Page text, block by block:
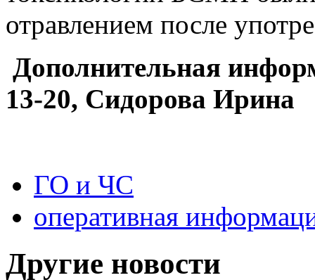
отравлением после
Дополнительная
13-20, Сидорова Ирина
ГО и ЧС
оперативная
Другие новости